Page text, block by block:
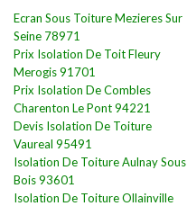
Ecran Sous Toiture Mezieres Sur
Seine 78971
Prix Isolation De Toit Fleury
Merogis 91701
Prix Isolation De Combles
Charenton Le Pont 94221
Devis Isolation De Toiture
Vaureal 95491
Isolation De Toiture Aulnay Sous
Bois 93601
Isolation De Toiture Ollainville